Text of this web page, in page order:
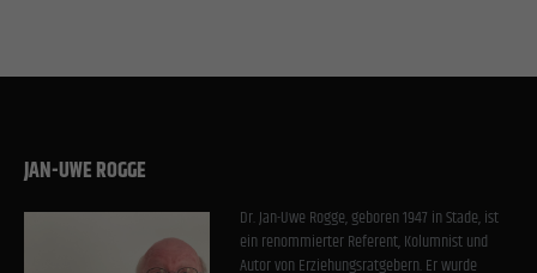
JAN-UWE ROGGE
Dr. Jan-Uwe Rogge, geboren 1947 in Stade, ist
ein renommierter Referent, Kolumnist und
Autor von Erziehungsratgebern. Er wurde